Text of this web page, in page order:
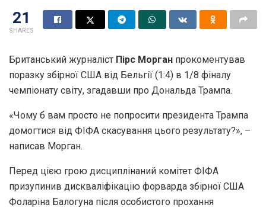
21
SHARES
Британський журналіст Пірс Морган прокоментував
поразку збірної США від Бельгії (1:4) в 1/8 фіналу
чемпіонату світу, згадавши про Дональда Трампа.
«Чому б вам просто не попросити президента Трампа
домогтися від ФІФА скасування цього результату?», –
написав Морган.
Перед цією грою дисциплінаний комітет ФІФА
призупинив дискваліфікацію форварда збірної США
Фоларіна Балогуна після особистого прохання